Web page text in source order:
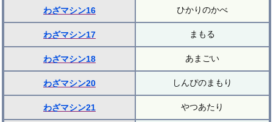
わざマシン16 ひかりのかべ
わざマシン17 まもる
わざマシン18 あまごい
わざマシン20 しんぴのまもり
わざマシン21 やつあたり